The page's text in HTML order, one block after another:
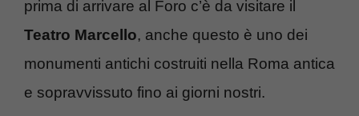
prima di arrivare al Foro c’è da visitare il
Teatro Marcello, anche questo è uno dei
monumenti antichi costruiti nella Roma antica
e sopravvissuto fino ai giorni nostri.